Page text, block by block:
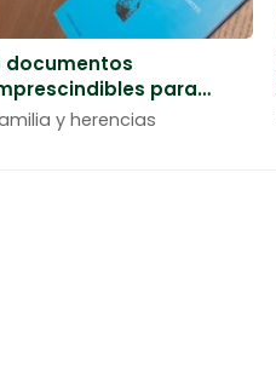
documentos
para
los trámites de una
herencia
y herencias